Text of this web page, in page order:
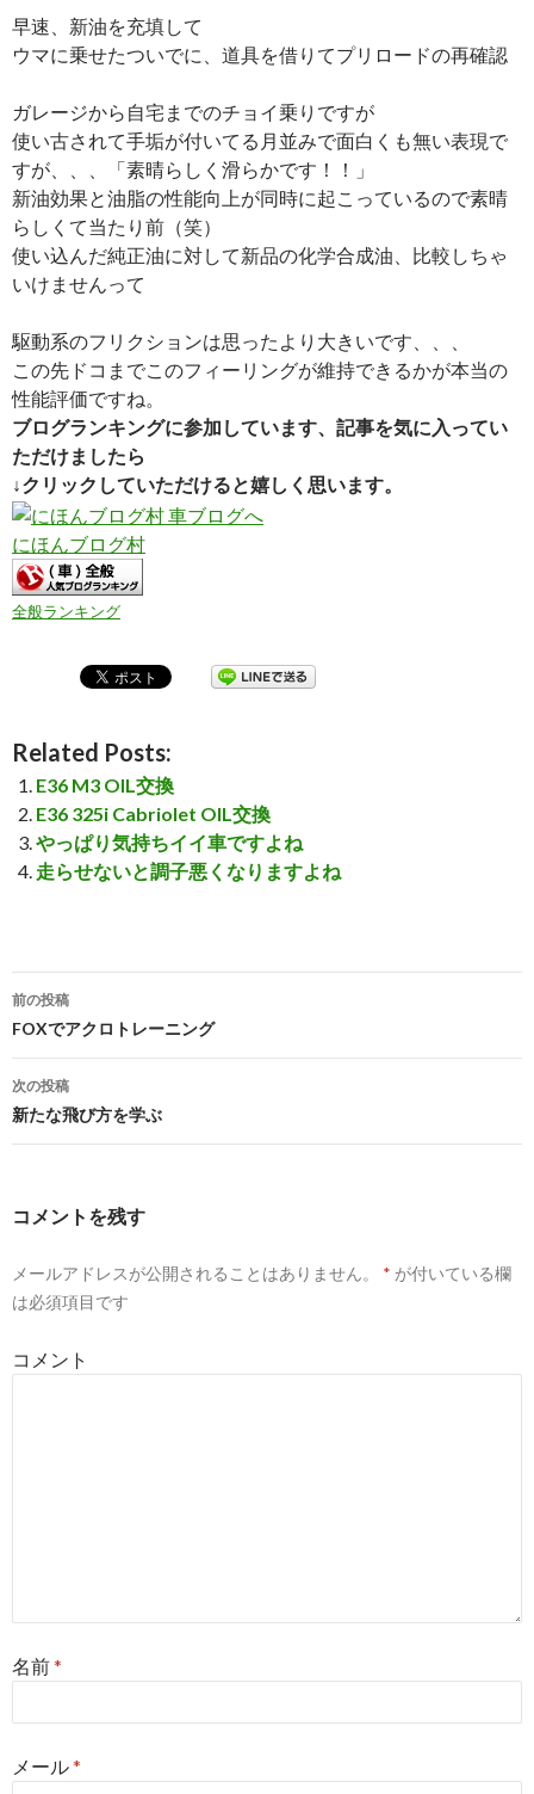
早速、新油を充填して
ウマに乗せたついでに、道具を借りてプリロードの再確認
ガレージから自宅までのチョイ乗りですが
使い古されて手垢が付いてる月並みで面白くも無い表現で
すが、、、「素晴らしく滑らかです！！」
新油効果と油脂の性能向上が同時に起こっているので素晴
らしくて当たり前（笑）
使い込んだ純正油に対して新品の化学合成油、比較しちゃ
いけませんって
駆動系のフリクションは思ったより大きいです、、、
この先ドコまでこのフィーリングが維持できるかが本当の
性能評価ですね。
ブログランキングに参加しています、記事を気に入ってい
ただけましたら
↓クリックしていただけると嬉しく思います。
にほんブログ村
全般ランキング
Related Posts:
E36 M3 OIL交換
E36 325i Cabriolet OIL交換
やっぱり気持ちイイ車ですよね
走らせないと調子悪くなりますよね
投
稿
ナ
ゲ
シ
ン
前の投稿
FOXでアクロトレーニング
次の投稿
新たな飛び方を学ぶ
コメントを残す
メールアドレスが公開されることはありません。 * が付いている欄
は必須項目です
コメント
名前*
メール*